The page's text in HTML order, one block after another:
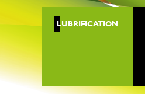
LUBRIFICATION